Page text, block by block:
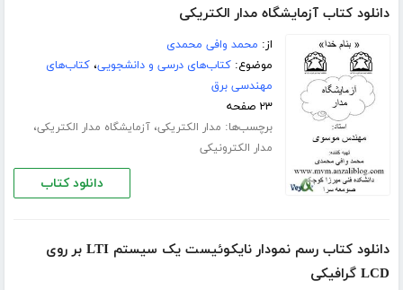
دانلود کتاب آزمایشگاه مدار الکتریکی
از: محمد وافی محمدی
موضوع:کتاب‌های درسی و دانشجویی،کتاب‌های
مهندسی برق
۲۳ صفحه
برچسب‌ها: مدار الکتریکی،آزمایشگاه مدار الکتریکی،
مدار الکترونیکی
دانلود کتاب
دانلود کتاب رسم نمودار نایکوئیست یک سیستم LTI بر روی
LCD گرافیکی